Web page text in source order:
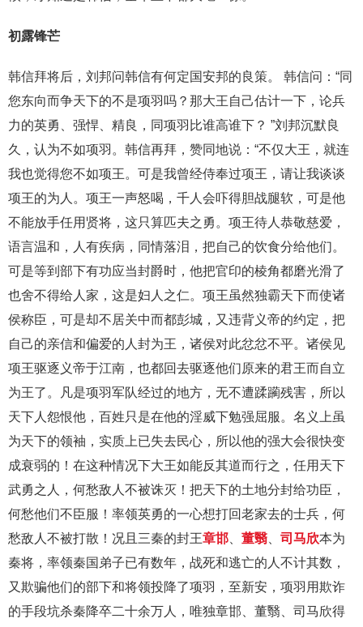
初露锋芒
韩信拜将后，刘邦问韩信有何定国安邦的良策。 韩信问：“同
您东向而争天下的不是项羽吗？那大王自己估计一下，论兵
力的英勇、强悍、精良，同项羽比谁高谁下？ ”刘邦沉默良
久，认为不如项羽。韩信再拜，赞同地说：“不仅大王，就连
我也觉得您不如项王。可是我曾经侍奉过项王，请让我谈谈
项王的为人。项王一声怒喝，千人会吓得胆战腿软，可是他
不能放手任用贤将，这只算匹夫之勇。项王待人恭敬慈爱，
语言温和，人有疾病，同情落泪，把自己的饮食分给他们。
可是等到部下有功应当封爵时，他把官印的棱角都磨光滑了
也舍不得给人家，这是妇人之仁。项王虽然独霸天下而使诸
侯称臣，可是却不居关中而都彭城，又违背义帝的约定，把
自己的亲信和偏爱的人封为王，诸侯对此忿忿不平。诸侯见
项王驱逐义帝于江南，也都回去驱逐他们原来的君王而自立
为王了。凡是项羽军队经过的地方，无不遭蹂躏残害，所以
天下人怨恨他，百姓只是在他的淫威下勉强屈服。名义上虽
为天下的领袖，实质上已失去民心，所以他的强大会很快变
成衰弱的！在这种情况下大王如能反其道而行之，任用天下
武勇之人，何愁敌人不被诛灭！把天下的土地分封给功臣，
何愁他们不臣服！率领英勇的一心想打回老家去的士兵，何
愁敌人不被打散！况且三秦的封王章邯 董翳 司马欣本为
秦将，率领秦国弟子已有数年，战死和逃亡的人不计其数，
又欺骗他们的部下和将领投降了项羽，至新安，项羽用欺诈
的手段坑杀秦降卒二十余万人，唯独章邯、董翳、司马欣得